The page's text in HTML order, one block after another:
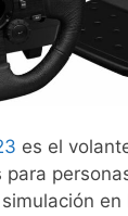
es el
para
en